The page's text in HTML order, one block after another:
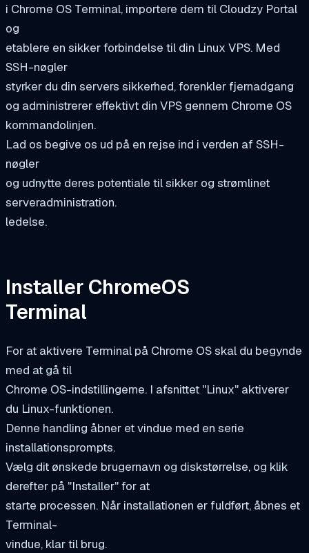
i Chrome OS Terminal, importere dem til Cloudzy Portal
og
etablere en sikker forbindelse til din Linux VPS. Med
SSH-nøgler
styrker du din servers sikkerhed, forenkler fjernadgang
og administrerer effektivt din VPS gennem Chrome OS
kommandolinjen.
Lad os begive os ud på en rejse ind i verden af SSH-
nøgler
og udnytte deres potentiale til sikker og strømlinet
serveradministration.
ledelse.
Installer ChromeOS
Terminal
For at aktivere Terminal på Chrome OS skal du begynde
med at gå til
Chrome OS-indstillingerne. I afsnittet "Linux" aktiverer
du Linux-funktionen.
Denne handling åbner et vindue med en serie
installationsprompts.
Vælg dit ønskede brugernavn og diskstørrelse, og klik
derefter på "Installer" for at
starte processen. Når installationen er fuldført, åbnes et
Terminal-
vindue, klar til brug.